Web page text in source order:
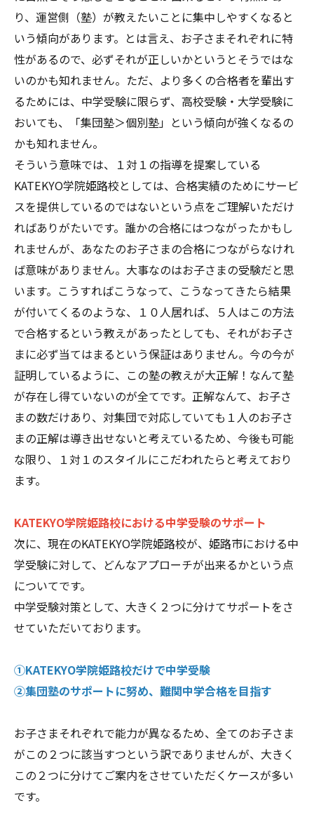
り、運営側（塾）が教えたいことに集中しやすくなると
いう傾向があります。とは言え、お子さまそれぞれに特
性があるので、必ずそれが正しいかというとそうではな
いのかも知れません。ただ、より多くの合格者を輩出す
るためには、中学受験に限らず、高校受験・大学受験に
おいても、「集団塾＞個別塾」という傾向が強くなるの
かも知れません。
そういう意味では、１対１の指導を提案している
KATEKYO学院姫路校としては、合格実績のためにサービ
スを提供しているのではないという点をご理解いただけ
ればありがたいです。誰かの合格にはつながったかもし
れませんが、あなたのお子さまの合格につながらなけれ
ば意味がありません。大事なのはお子さまの受験だと思
います。こうすればこうなって、こうなってきたら結果
が付いてくるのような、１０人居れば、５人はこの方法
で合格するという教えがあったとしても、それがお子さ
まに必ず当てはまるという保証はありません。今の今が
証明しているように、この塾の教えが大正解！なんて塾
が存在し得ていないのが全てです。正解なんて、お子さ
まの数だけあり、対集団で対応していても１人のお子さ
まの正解は導き出せないと考えているため、今後も可能
な限り、１対１のスタイルにこだわれたらと考えており
ます。
KATEKYO学院姫路校における中学受験のサポート
次に、現在のKATEKYO学院姫路校が、姫路市における中
学受験に対して、どんなアプローチが出来るかという点
についてです。
中学受験対策として、大きく２つに分けてサポートをさ
せていただいております。
①KATEKYO学院姫路校だけで中学受験
②集団塾のサポートに努め、難関中学合格を目指す
お子さまそれぞれで能力が異なるため、全てのお子さま
がこの２つに該当すつという訳でありませんが、大きく
この２つに分けてご案内をさせていただくケースが多い
です。